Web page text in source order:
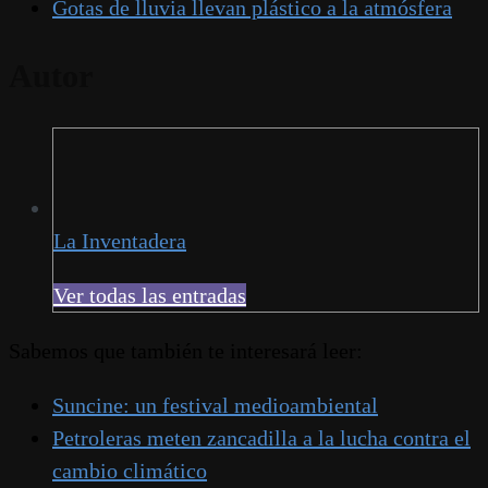
Gotas de lluvia llevan plástico a la atmósfera
La Inventadera
Ver todas las entradas
Suncine: un festival medioambiental
Petroleras meten zancadilla a la lucha contra el
cambio climático